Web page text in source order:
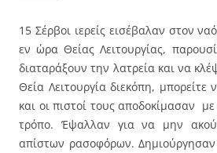
15 Σέρβοι ιερείς εισέβαλαν στον
εν ώρα Θείας Λειτουργίας,
διαταράξουν την λατρεία και να
Θεία Λειτουργία διεκόπη, μπορείτε
και οι πιστοί τους αποδοκίμασαν με
τρόπο. Έψαλλαν για να μην
απίστων ρασοφόρων.